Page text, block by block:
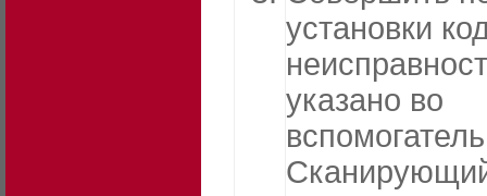
установки
указано во